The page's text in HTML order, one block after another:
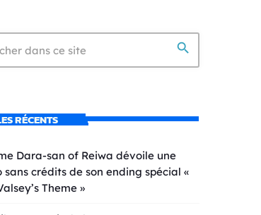
search
RÉCENTS
Dara-san of Reiwa dévoile une
sans crédits de son ending spécial «
Theme »